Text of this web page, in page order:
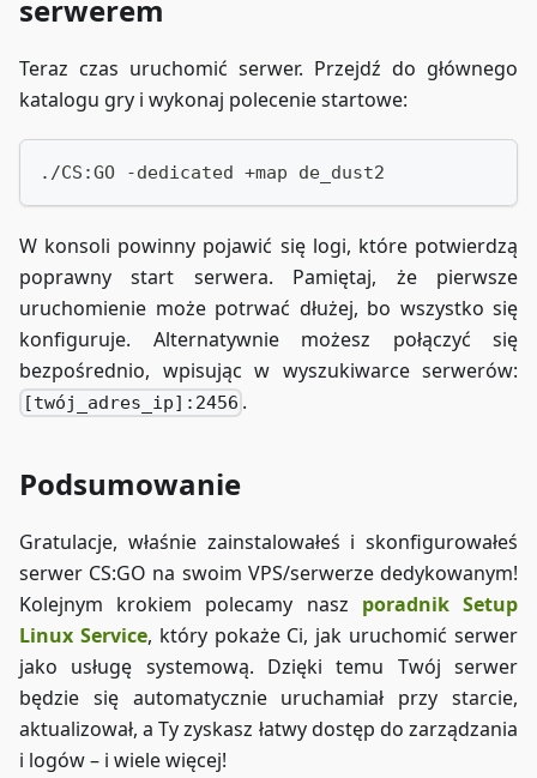
serwerem
Teraz czas uruchomić serwer. Przejdź do głównego
katalogu gry i wykonaj polecenie startowe:
./CS:GO -dedicated +map de_dust2
W konsoli powinny pojawić się logi, które potwierdzą
poprawny start serwera. Pamiętaj, że pierwsze
uruchomienie może potrwać dłużej, bo wszystko się
konfiguruje. Alternatywnie możesz połączyć się
bezpośrednio, wpisując w wyszukiwarce serwerów:
[twój_adres_ip]:2456 .
Podsumowanie
Gratulacje, właśnie zainstalowałeś i skonfigurowałeś
serwer CS:GO na swoim VPS/serwerze dedykowanym!
Kolejnym krokiem polecamy nasz poradnik Setup
Linux Service, który pokaże Ci, jak uruchomić serwer
jako usługę systemową. Dzięki temu Twój serwer
będzie się automatycznie uruchamiał przy starcie,
aktualizował, a Ty zyskasz łatwy dostęp do zarządzania
i logów – i wiele więcej!